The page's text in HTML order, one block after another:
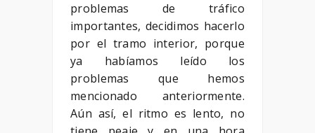
problemas de tráfico
importantes, decidimos hacerlo
por el tramo interior, porque
ya habíamos leído los
problemas que hemos
mencionado anteriormente.
Aún así, el ritmo es lento, no